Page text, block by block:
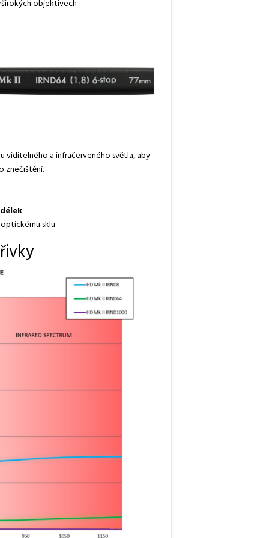
objektivech
viditelného a infračerveného světla, aby
znečištění.
sklu